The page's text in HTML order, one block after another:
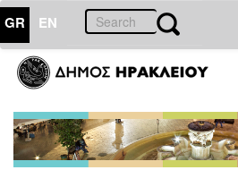
GR EN
ΑΝΘΕΚΤΙΚΗ
ΠΟΛΗ
Κοινωνική
Πολιτική
Νέα